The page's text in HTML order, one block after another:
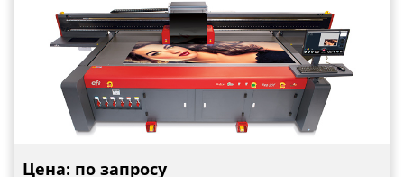
Цена: по запросу